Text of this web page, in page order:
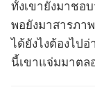
ทั้งเขายังมาชอ
พอยังมาสารภา
ได้ยังไงต้องไป
นี้เขาแจ่มมาตล